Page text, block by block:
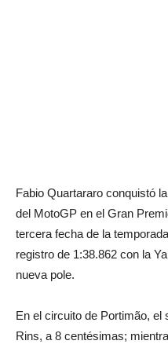
Fabio Quartararo conquistó
del MotoGP en el Gran
tercera fecha de la
registro de 1:38.862 con la
nueva pole.
En el circuito de Portimão, el
Rins, a 8 centésimas;